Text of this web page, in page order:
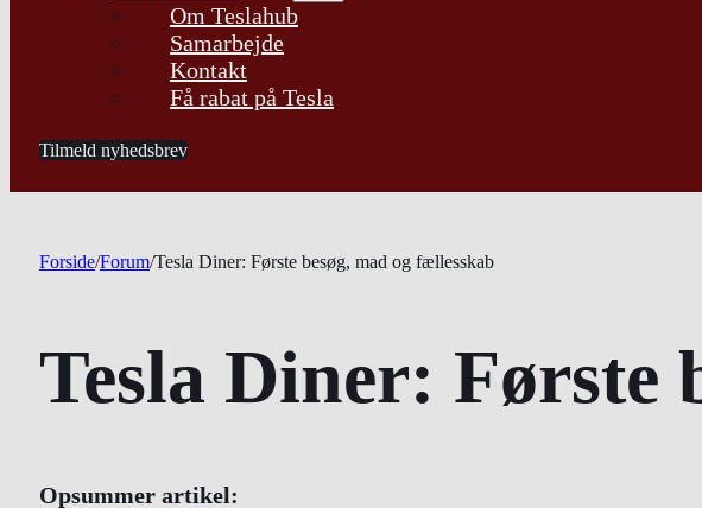
Om Teslahub
Samarbejde
Kontakt
Få rabat på Tesla
Tilmeld nyhedsbrev
Forside/Forum/Tesla Diner: Første besøg, mad og fællesskab
Tesla Diner: Første
Opsummer artikel: